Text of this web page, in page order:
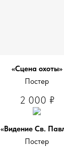
«Сцена охоты»
Постер
2 000 ₽
«Видение Св.
Постер